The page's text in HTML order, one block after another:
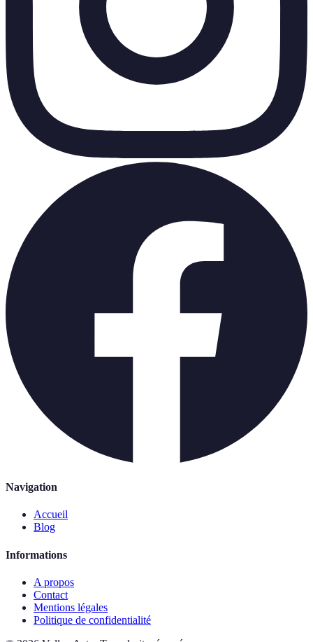
Navigation
Accueil
Blog
Informations
A propos
Contact
Mentions légales
Politique de confidentialité